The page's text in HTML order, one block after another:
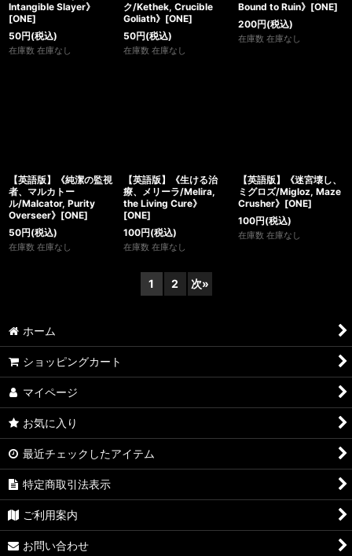
Intangible Slayer》
[ONE]
50円(税込)
在庫数 在庫なし
ク/Kethek, Crucible
Goliath》[ONE]
50円(税込)
在庫数 在庫なし
Bound to Ruin》[ONE]
200円(税込)
在庫数 在庫なし
【英語版】《純潔の監視
者、マルカトー
ル/Malcator, Purity
Overseer》[ONE]
50円(税込)
在庫数 在庫なし
【英語版】《生ける治
療、メリーラ/Melira,
the Living Cure》
[ONE]
100円(税込)
在庫数 在庫なし
【英語版】《迷宮壊し、
ミグロズ/Migloz, Maze
Crusher》[ONE]
100円(税込)
在庫数 在庫なし
1 2 次»
ホーム
ショッピングカート
マイページ
お気に入り
最近チェックしたアイテム
特定商取引法表示
ご利用案内
お問い合わせ